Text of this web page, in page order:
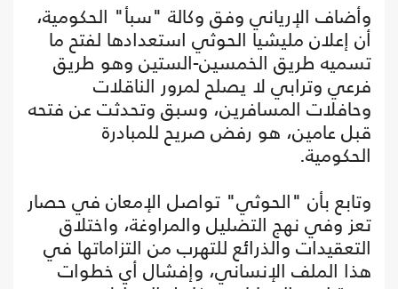
وأضاف الإرياني وفق وكالة "سبأ" الحكومية،
أن إعلان مليشيا الحوثي استعدادها لفتح ما
تسميه طريق الخمسين-الستين وهو طريق
فرعي وترابي لا يصلح لمرور الناقلات
وحافلات المسافرين، وسبق وتحدثت عن فتحه
قبل عامين، هو رفض صريح للمبادرة
الحكومية.
وتابع بأن "الحوثي" تواصل الإمعان في حصار
تعز وفي نهج التضليل والمراوغة، واختلاق
التعقيدات والذرائع للتهرب من التزاماتها في
هذا الملف الإنساني، وإفشال أي خطوات